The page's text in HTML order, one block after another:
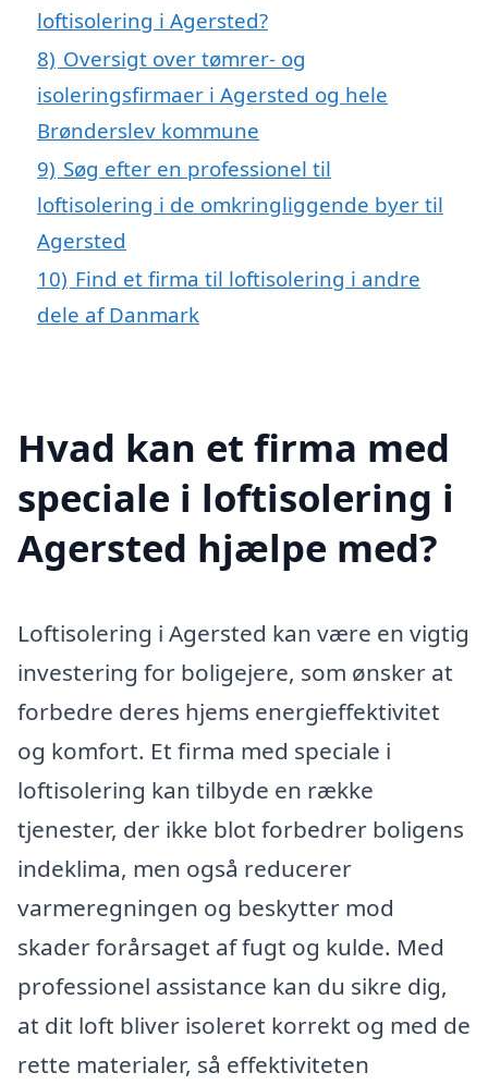
loftisolering i Agersted?
8) Oversigt over tømrer- og
isoleringsfirmaer i Agersted og hele
Brønderslev kommune
9) Søg efter en professionel til
loftisolering i de omkringliggende byer til
Agersted
10) Find et firma til loftisolering i andre
dele af Danmark
Hvad kan et firma med
speciale i loftisolering i
Agersted hjælpe med?
Loftisolering i Agersted kan være en vigtig
investering for boligejere, som ønsker at
forbedre deres hjems energieffektivitet
og komfort. Et firma med speciale i
loftisolering kan tilbyde en række
tjenester, der ikke blot forbedrer boligens
indeklima, men også reducerer
varmeregningen og beskytter mod
skader forårsaget af fugt og kulde. Med
professionel assistance kan du sikre dig,
at dit loft bliver isoleret korrekt og med de
rette materialer, så effektiviteten